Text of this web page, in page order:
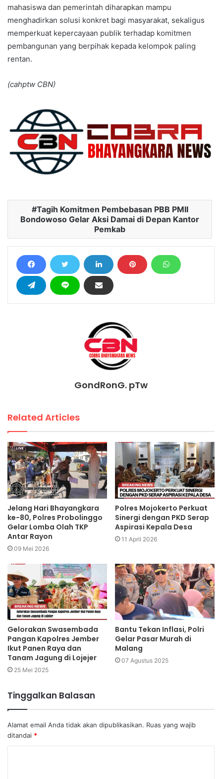
mahasiswa dan pemerintah diharapkan mampu
menghadirkan solusi konkret bagi masyarakat, sekaligus
memperkuat kepercayaan publik terhadap komitmen
pembangunan yang berpihak kepada kelompok paling
rentan.
(cahptw CBN)
Tagih Komitmen Pembebasan PBB PMII
Bondowoso Gelar Aksi Damai di Depan Kantor
Pemkab
GondRonG. pTw
Related Articles
Jelang Hari Bhayangkara
ke-80, Polres Probolinggo
Gelar Lomba Olah TKP
Antar Rayon
09 Mei 2026
Polres Mojokerto Perkuat
Sinergi dengan PKD Serap
Aspirasi Kepala Desa
11 April 2026
Gelorakan Swasembada
Pangan Kapolres Jember
Ikut Panen Raya dan
Tanam Jagung di Lojejer
25 Mei 2025
Bantu Tekan Inflasi, Polri
Gelar Pasar Murah di
Malang
07 Agustus 2025
Tinggalkan Balasan
Alamat email Anda tidak akan dipublikasikan. Ruas yang wajib
ditandai *